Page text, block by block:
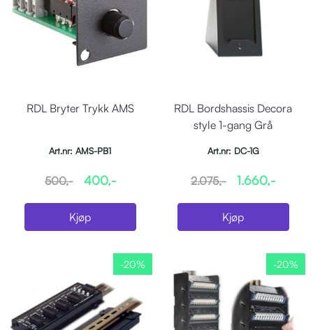
RDL Bryter Trykk AMS
Art.nr: AMS-PB1
500,- 400,-
Kjøp
RDL Bordshassis Decora
style 1-gang Grå
Art.nr: DC-1G
2.075,- 1.660,-
Kjøp
-20% -20%